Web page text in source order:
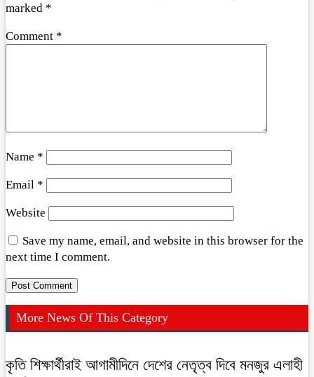
marked *
Comment *
Name *
Email *
Website
Save my name, email, and website in this browser for the
next time I comment.
More News Of This Category
কৃতি শিক্ষার্থীরাই আগামীদিনে দেশের নেতৃত্ব দিবে মনজুর এলাহী